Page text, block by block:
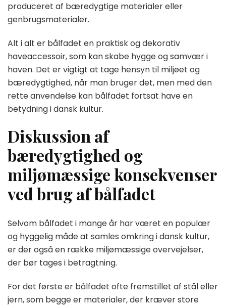
produceret af bæredygtige materialer eller
genbrugsmaterialer.
Alt i alt er bålfadet en praktisk og dekorativ
haveaccessoir, som kan skabe hygge og samvær i
haven. Det er vigtigt at tage hensyn til miljøet og
bæredygtighed, når man bruger det, men med den
rette anvendelse kan bålfadet fortsat have en
betydning i dansk kultur.
Diskussion af
bæredygtighed og
miljømæssige konsekvenser
ved brug af bålfadet
Selvom bålfadet i mange år har været en populær
og hyggelig måde at samles omkring i dansk kultur,
er der også en række miljømæssige overvejelser,
der bør tages i betragtning.
For det første er bålfadet ofte fremstillet af stål eller
jern, som begge er materialer, der kræver store